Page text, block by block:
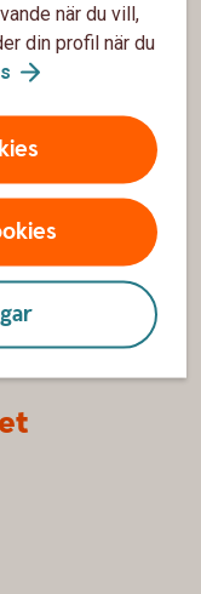
när du vill,
din profil när du